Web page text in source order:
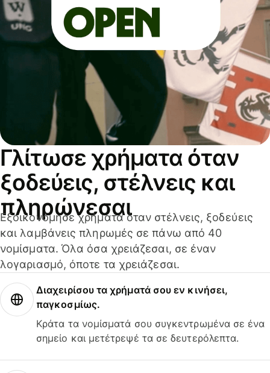
Γλίτωσε χρήματα όταν
ξοδεύεις, στέλνεις και
πληρώνεσαι
Εξοικονόμησε χρήματα όταν στέλνεις, ξοδεύεις
και λαμβάνεις πληρωμές σε πάνω από 40
νομίσματα. Όλα όσα χρειάζεσαι, σε έναν
λογαριασμό, όποτε τα χρειάζεσαι.
Διαχειρίσου τα χρήματά σου εν κινήσει,
παγκοσμίως.
Κράτα τα νομίσματά σου συγκεντρωμένα σε ένα
σημείο και μετέτρεψέ τα σε δευτερόλεπτα.